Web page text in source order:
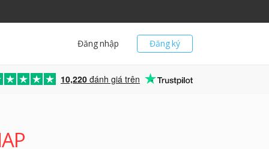
Đăng ký
Đăng nhập
10,220 đánh giá trên